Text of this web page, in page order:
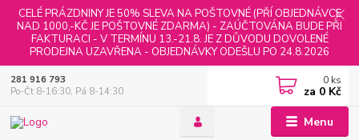
CELÉ PRÁZDNINY JE 50% SLEVA NA POŠTOVNÉ (PŘÍ OBJEDNÁVCE
NAD 1000,-KČ JE POŠTOVNÉ ZDARMA) - ZAÚČTOVÁNA BUDE PŘI
FAKTURACI - V TERMÍNU 13.-21.8. JE Z DŮVODU DOVOLENÉ
PRODEJNA UZAVŘENA - OBJEDNÁVKY ODEŠLU PO 24.8.2026
Menu
281 916 793
Po-Čt 8-16:30, Pá 8-14:30
0 ks
za 0 Kč